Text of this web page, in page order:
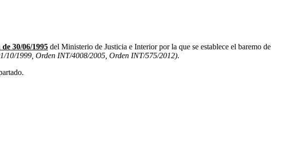
30/06/1995 del Ministerio de Justicia e Interior por la que se establece el baremo de
10/1999, Orden INT/4008/2005, Orden INT/575/2012).